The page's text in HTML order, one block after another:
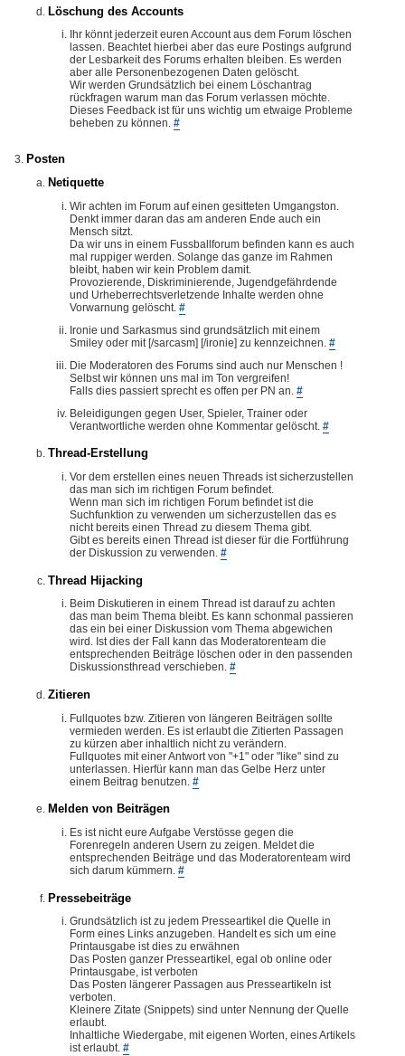
Löschung des Accounts
Ihr könnt jederzeit euren Account aus dem Forum löschen
lassen. Beachtet hierbei aber das eure Postings aufgrund
der Lesbarkeit des Forums erhalten bleiben. Es werden
aber alle Personenbezogenen Daten gelöscht.
Wir werden Grundsätzlich bei einem Löschantrag
rückfragen warum man das Forum verlassen möchte.
Dieses Feedback ist für uns wichtig um etwaige Probleme
beheben zu können. #
Posten
Netiquette
Wir achten im Forum auf einen gesitteten Umgangston.
Denkt immer daran das am anderen Ende auch ein
Mensch sitzt.
Da wir uns in einem Fussballforum befinden kann es auch
mal ruppiger werden. Solange das ganze im Rahmen
bleibt, haben wir kein Problem damit.
Provozierende, Diskriminierende, Jugendgefährdende
und Urheberrechtsverletzende Inhalte werden ohne
Vorwarnung gelöscht. #
Ironie und Sarkasmus sind grundsätzlich mit einem
Smiley oder mit [/sarcasm] [/ironie] zu kennzeichnen. #
Die Moderatoren des Forums sind auch nur Menschen !
Selbst wir können uns mal im Ton vergreifen!
Falls dies passiert sprecht es offen per PN an. #
Beleidigungen gegen User, Spieler, Trainer oder
Verantwortliche werden ohne Kommentar gelöscht. #
Thread-Erstellung
Vor dem erstellen eines neuen Threads ist sicherzustellen
das man sich im richtigen Forum befindet.
Wenn man sich im richtigen Forum befindet ist die
Suchfunktion zu verwenden um sicherzustellen das es
nicht bereits einen Thread zu diesem Thema gibt.
Gibt es bereits einen Thread ist dieser für die Fortführung
der Diskussion zu verwenden. #
Thread Hijacking
Beim Diskutieren in einem Thread ist darauf zu achten
das man beim Thema bleibt. Es kann schonmal passieren
das ein bei einer Diskussion vom Thema abgewichen
wird. Ist dies der Fall kann das Moderatorenteam die
entsprechenden Beiträge löschen oder in den passenden
Diskussionsthread verschieben. #
Zitieren
Fullquotes bzw. Zitieren von längeren Beiträgen sollte
vermieden werden. Es ist erlaubt die Zitierten Passagen
zu kürzen aber inhaltlich nicht zu verändern.
Fullquotes mit einer Antwort von "+1" oder "like" sind zu
unterlassen. Hierfür kann man das Gelbe Herz unter
einem Beitrag benutzen. #
Melden von Beiträgen
Es ist nicht eure Aufgabe Verstösse gegen die
Forenregeln anderen Usern zu zeigen. Meldet die
entsprechenden Beiträge und das Moderatorenteam wird
sich darum kümmern. #
Pressebeiträge
Grundsätzlich ist zu jedem Presseartikel die Quelle in
Form eines Links anzugeben. Handelt es sich um eine
Printausgabe ist dies zu erwähnen
Das Posten ganzer Presseartikel, egal ob online oder
Printausgabe, ist verboten
Das Posten längerer Passagen aus Presseartikeln ist
verboten.
Kleinere Zitate (Snippets) sind unter Nennung der Quelle
erlaubt.
Inhaltliche Wiedergabe, mit eigenen Worten, eines Artikels
ist erlaubt. #